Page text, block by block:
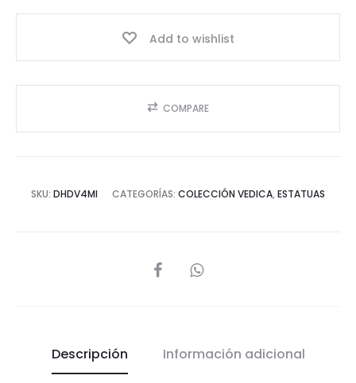
Add to wishlist
COMPARE
SKU: DHDV4MI CATEGORÍAS: COLECCIÓN VEDICA, ESTATUAS
SHARE
Descripción Información adicional